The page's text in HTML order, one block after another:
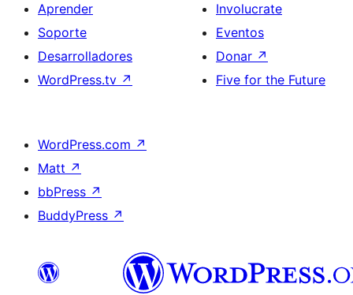
Aprender
Soporte
Desarrolladores
WordPress.tv ↗
Involucrate
Eventos
Donar ↗
Five for the Future
WordPress.com ↗
Matt ↗
bbPress ↗
BuddyPress ↗